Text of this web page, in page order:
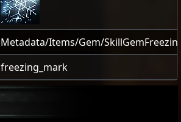
Metadata/Items/Gem/
freezing_mark